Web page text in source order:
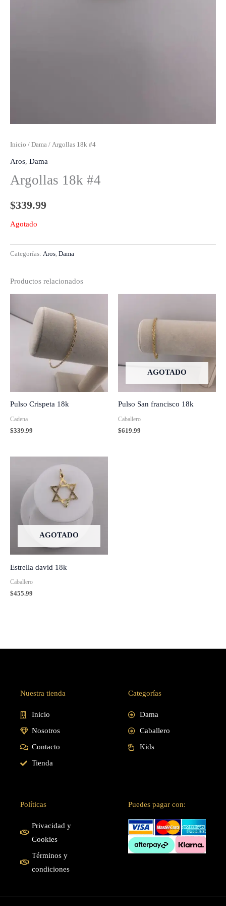
Inicio / Dama / Argollas 18k #4
Aros, Dama
Argollas 18k #4
$339.99
Agotado
Categorías: Aros, Dama
Productos relacionados
Pulso Crispeta 18k
Cadena
$339.99
AGOTADO
Pulso San francisco 18k
Caballero
$619.99
AGOTADO
Estrella david 18k
Caballero
$455.99
Nuestra tienda
Inicio
Nosotros
Contacto
Tienda
Categorías
Dama
Caballero
Kids
Políticas
Privacidad y
Cookies
Términos y
condiciones
Puedes pagar con: